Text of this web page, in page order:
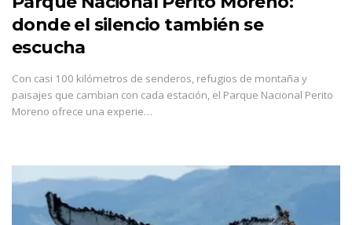
donde el silencio también se
escucha
Con casi 100 kilómetros de senderos, refugios de montaña y
paisajes que cambian con cada estación, el Parque Nacional Perito
Moreno ofrece una experie…